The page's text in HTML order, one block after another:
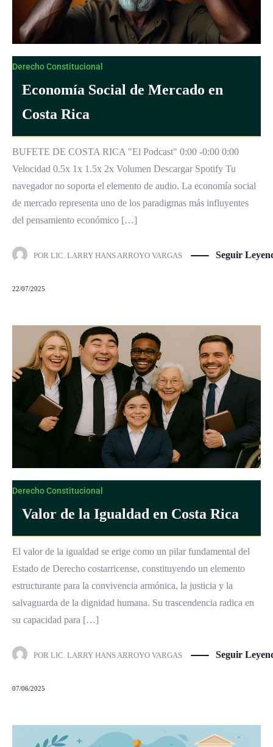
Derecho Constitucional
Economía Social de Mercado en
Costa Rica
BUFETE DE COSTA RICA "El Podcast" 0:00 -0:00 0:00
Velocidad 0.5x 1x 1.5x 2x Volumen Descargar Spotify Tu
navegador no soporta el elemento de audio. La economía social
de mercado representa uno de los paradigmas más influyentes
del pensamiento económico […]
POR LIC. LARRY HANS ARROYO VARGAS Seguir
22/07/2025
Derecho Constitucional
Valor de la Igualdad en Costa Rica
El valor de la igualdad se erige como un pilar fundamental del
Estado de Derecho costarricense, constituyendo un elemento
estructurante para la convivencia armónica, la justicia y la
salvaguarda de la dignidad humana. Su trascendencia radica en
su capacidad para […]
POR LIC. LARRY HANS ARROYO VARGAS Seguir
07/06/2025